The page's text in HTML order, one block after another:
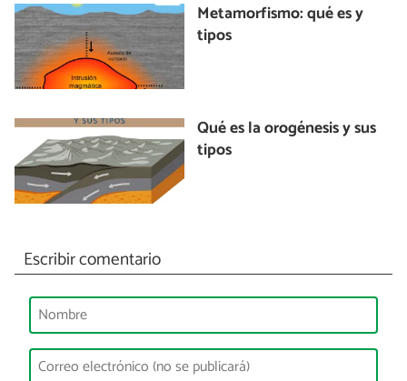
Metamorfismo: qué es y
tipos
Qué es la orogénesis y sus
tipos
Escribir comentario